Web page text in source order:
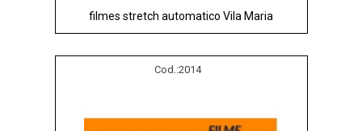
filmes stretch automatico Vila Maria
Cod.:2014